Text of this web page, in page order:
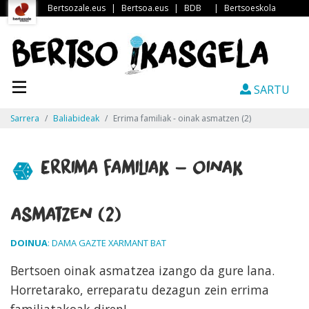
Bertsozale.eus | Bertsoa.eus | BDB | Bertsoeskola
SARTU
Sarrera Baliabideak Errima familiak - oinak asmatzen (2)
Errima familiak - oinak
asmatzen (2)
DOINUA: DAMA GAZTE XARMANT BAT
Bertsoen oinak asmatzea izango da gure lana.
Horretarako, erreparatu dezagun zein errima